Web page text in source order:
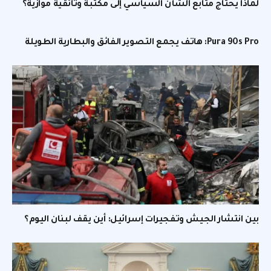
لماذا يحتاج متابع الشأن السياسي إلى مكتبة وثائقية موازية؟
Pura 90s Pro: هاتف يجمع التصوير الفائق والبطارية الطويلة
بين انتشار الجيش وتفجيرات إسرائيل: أين يقف لبنان اليوم؟